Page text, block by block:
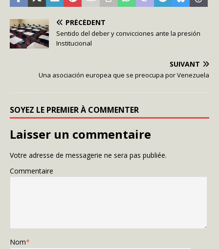
PRÉCÉDENT
Sentido del deber y convicciones ante la presión
Institucional
SUIVANT
Una asociación europea que se preocupa por Venezuela
SOYEZ LE PREMIER À COMMENTER
Laisser un commentaire
Votre adresse de messagerie ne sera pas publiée.
Commentaire
Nom*